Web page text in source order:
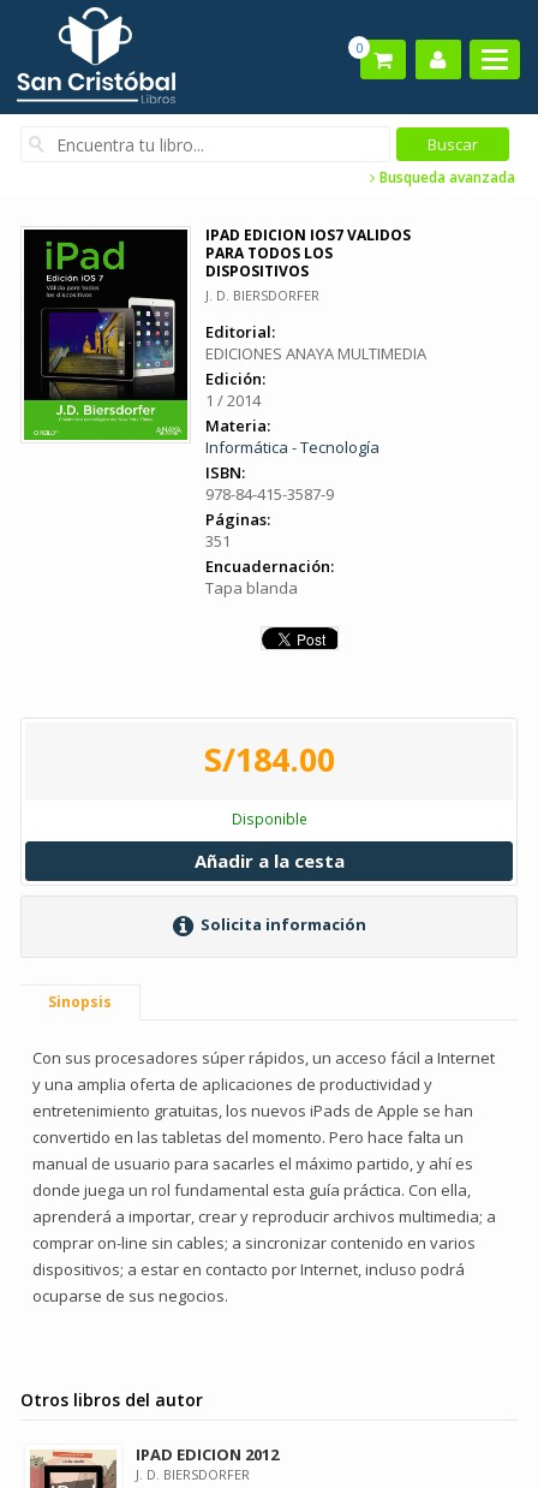
0
Busqueda avanzada
IPAD EDICION IOS7 VALIDOS
PARA TODOS LOS
DISPOSITIVOS
J. D. BIERSDORFER
Editorial:
EDICIONES ANAYA MULTIMEDIA
Edición:
1 / 2014
Materia:
Informática - Tecnología
ISBN:
978-84-415-3587-9
Páginas:
351
Encuadernación:
Tapa blanda
S/184.00
Disponible
Añadir a la cesta
Solicita información
Sinopsis
Con sus procesadores súper rápidos, un acceso fácil a Internet
y una amplia oferta de aplicaciones de productividad y
entretenimiento gratuitas, los nuevos iPads de Apple se han
convertido en las tabletas del momento. Pero hace falta un
manual de usuario para sacarles el máximo partido, y ahí es
donde juega un rol fundamental esta guía práctica. Con ella,
aprenderá a importar, crear y reproducir archivos multimedia; a
comprar on-line sin cables; a sincronizar contenido en varios
dispositivos; a estar en contacto por Internet, incluso podrá
ocuparse de sus negocios.
Otros libros del autor
IPAD EDICION 2012
J. D. BIERSDORFER